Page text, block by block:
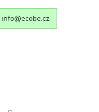
info@ecobe.cz.